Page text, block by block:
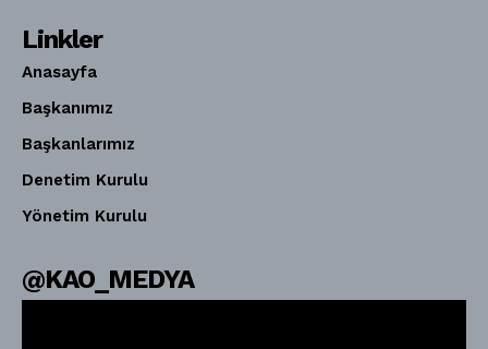
Linkler
Anasayfa
Başkanımız
Başkanlarımız
Denetim Kurulu
Yönetim Kurulu
@KAO_MEDYA